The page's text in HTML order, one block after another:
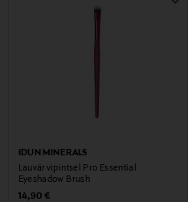
IDUN MINERALS
Lauvärvipintsel Pro Essential
Eyeshadow Brush
Original Price
14,90 €